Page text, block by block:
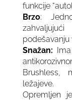
funkcije
Brzo:
podešavanju
Snažan:
Brushless,
ležajeve.
Opremljen